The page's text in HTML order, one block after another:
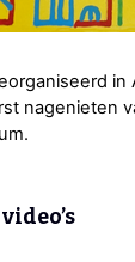
nagenieten